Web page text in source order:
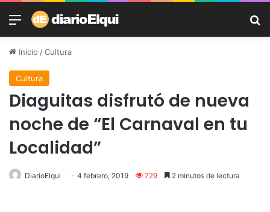
Menú
Inicio /Cultura
Cultura
Diaguitas disfrutó de nueva
noche de “El Carnaval en tu
Localidad”
DiarioElqui 4 febrero, 2019 729 2 minutos de lectura